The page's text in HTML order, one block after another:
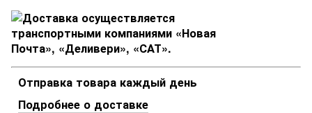
Отправка товара каждый день
Подробнее о доставке